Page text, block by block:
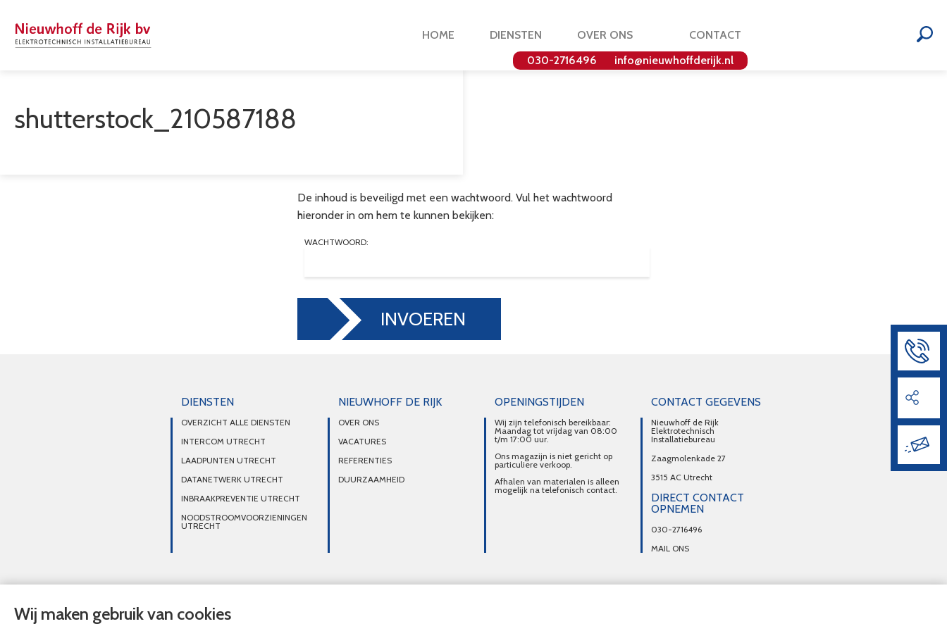
HOME DIENSTEN OVER ONS
CONTACT
030-2716496
info@nieuwhoffderijk.nl
shutterstock_210587188
De inhoud is beveiligd met een wachtwoord. Vul het wachtwoord
hieronder in om hem te kunnen bekijken:
WACHTWOORD:
INVOEREN
DIENSTEN
OVERZICHT ALLE DIENSTEN
INTERCOM UTRECHT
LAADPUNTEN UTRECHT
DATANETWERK UTRECHT
INBRAAKPREVENTIE UTRECHT
NOODSTROOMVOORZIENINGEN
UTRECHT
NIEUWHOFF DE RIJK
OVER ONS
VACATURES
REFERENTIES
DUURZAAMHEID
OPENINGSTIJDEN
Wij zijn telefonisch bereikbaar:
Maandag tot vrijdag van 08:00
t/m 17:00 uur.
Ons magazijn is niet gericht op
particuliere verkoop.
Afhalen van materialen is alleen
mogelijk na telefonisch contact.
CONTACT GEGEVENS
Nieuwhoff de Rijk
Elektrotechnisch
Installatiebureau
Zaagmolenkade 27
3515 AC Utrecht
DIRECT CONTACT
OPNEMEN
030-2716496
MAIL ONS
Wij maken gebruik van cookies